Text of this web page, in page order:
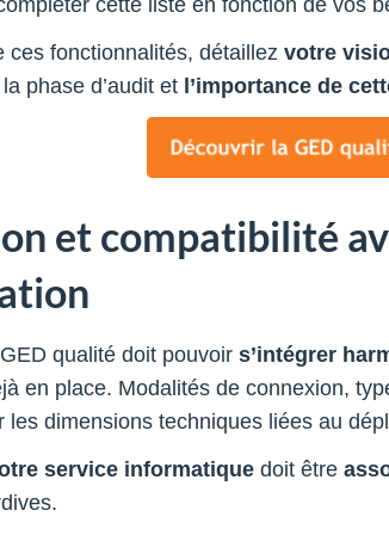
ces fonctionnalités, détaillez votre
phase d’audit et l’importance de
et compatibilité
qualité doit pouvoir s’intégrer
en place. Modalités de connexion,
les dimensions techniques liées au
service informatique doit être